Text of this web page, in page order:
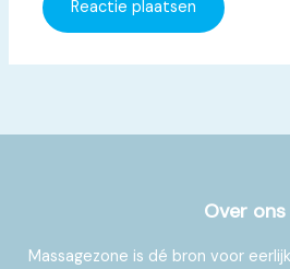
Over ons
Massagezone is dé bron voor